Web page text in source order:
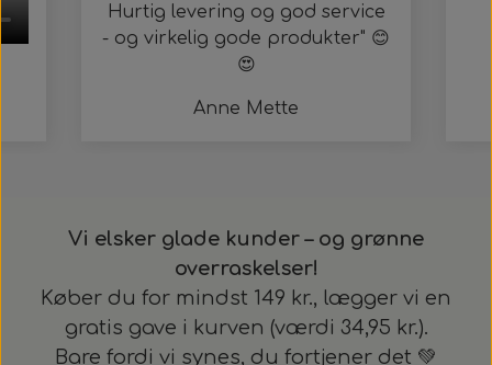
Hurtig levering og god service
- og virkelig gode produkter" 😊
😍
Anne Mette
Vi elsker glade kunder – og grønne
overraskelser!
Køber du for mindst 149 kr., lægger vi en
gratis gave i kurven (værdi 34,95 kr.).
Bare fordi vi synes, du fortjener det 💚